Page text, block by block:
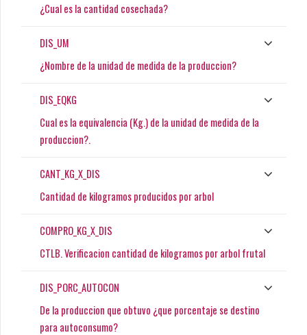
¿Cual es la cantidad cosechada?
DIS_UM
¿Nombre de la unidad de medida de la produccion?
DIS_EQKG
Cual es la equivalencia (Kg.) de la unidad de medida de la
produccion?.
CANT_KG_X_DIS
Cantidad de kilogramos producidos por arbol
COMPRO_KG_X_DIS
CTLB. Verificacion cantidad de kilogramos por arbol frutal
DIS_PORC_AUTOCON
De la produccion que obtuvo ¿que porcentaje se destino
para autoconsumo?